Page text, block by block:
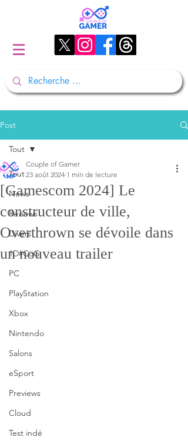
Post
Tout
News
Reviews
Divers
1D#CoG
PC
PlayStation
Xbox
Nintendo
Salons
eSport
Previews
Cloud
Test indé
Tout
[Gamescom 2024] Le
constructeur de ville,
Overthrown se dévoile dans
un nouveau trailer
Couple of Gamer
23 août 2024 1 min de lecture